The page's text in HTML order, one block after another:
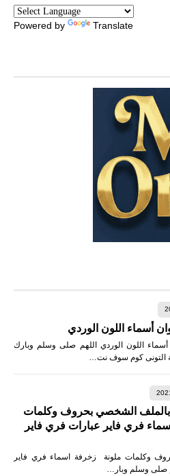
Powered by Translate
أسماء اللون الوردي
أسماء اللون الوردي اللهم صلى وسلم وبارك
التونى كوم سوف نت…
بالملف الشخصي بحروف وكلمات
فري فاير عبارات فري فاير
وكلمات ملونة زخرفة اسماء فري فاير
صلى وسلم وبار…